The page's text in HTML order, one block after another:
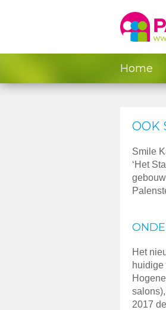
Home
OOK
Smile
‘Het
Het
2017